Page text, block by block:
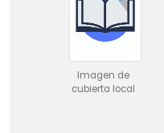
Imagen de
cubierta local